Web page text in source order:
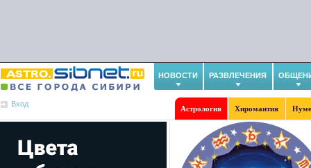
НОВОСТИ РАЗВЛЕЧЕНИЯ
Вход
Астрология Хиромантия